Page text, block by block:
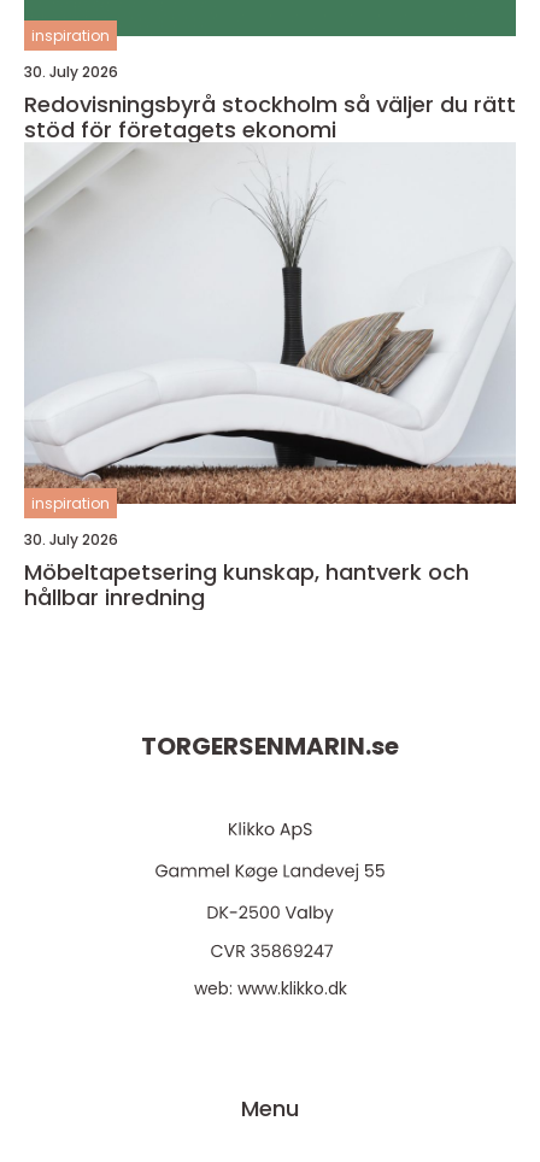
inspiration
30. July 2026
Redovisningsbyrå stockholm så väljer du rätt
stöd för företagets ekonomi
inspiration
30. July 2026
Möbeltapetsering kunskap, hantverk och
hållbar inredning
TORGERSENMARIN.se
web: www.klikko.dk
Menu